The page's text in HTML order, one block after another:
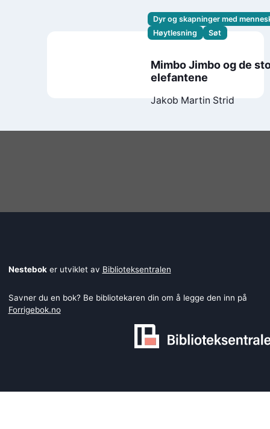
Dyr og skapninger med
Høytlesning
Søt
Mimbo Jimbo og de
elefantene
Jakob Martin Strid
Nesteboker utviklet av Biblioteksentralen
Savner du en bok? Be bibliotekaren din om å legge den inn på
Forrigebok.no